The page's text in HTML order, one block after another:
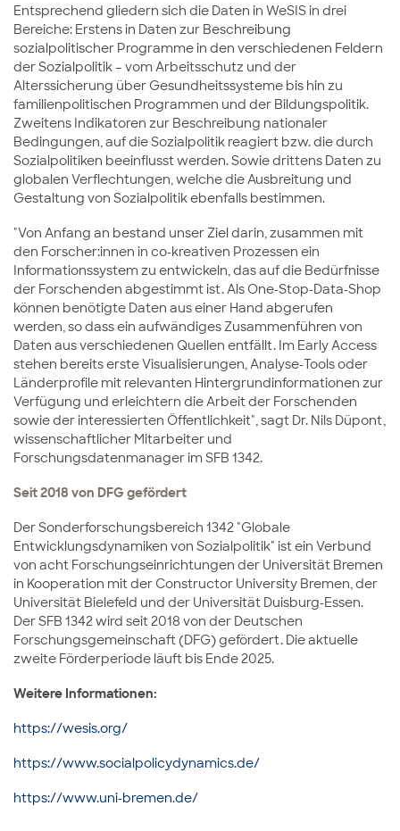
Entsprechend gliedern sich die Daten in WeSIS in drei
Bereiche: Erstens in Daten zur Beschreibung
sozialpolitischer Programme in den verschiedenen Feldern
der Sozialpolitik – vom Arbeitsschutz und der
Alterssicherung über Gesundheitssysteme bis hin zu
familienpolitischen Programmen und der Bildungspolitik.
Zweitens Indikatoren zur Beschreibung nationaler
Bedingungen, auf die Sozialpolitik reagiert bzw. die durch
Sozialpolitiken beeinflusst werden. Sowie drittens Daten zu
globalen Verflechtungen, welche die Ausbreitung und
Gestaltung von Sozialpolitik ebenfalls bestimmen.
"Von Anfang an bestand unser Ziel darin, zusammen mit
den Forscher:innen in co-kreativen Prozessen ein
Informationssystem zu entwickeln, das auf die Bedürfnisse
der Forschenden abgestimmt ist. Als One-Stop-Data-Shop
können benötigte Daten aus einer Hand abgerufen
werden, so dass ein aufwändiges Zusammenführen von
Daten aus verschiedenen Quellen entfällt. Im Early Access
stehen bereits erste Visualisierungen, Analyse-Tools oder
Länderprofile mit relevanten Hintergrundinformationen zur
Verfügung und erleichtern die Arbeit der Forschenden
sowie der interessierten Öffentlichkeit", sagt Dr. Nils Düpont,
wissenschaftlicher Mitarbeiter und
Forschungsdatenmanager im SFB 1342.
Seit 2018 von DFG gefördert
Der Sonderforschungsbereich 1342 "Globale
Entwicklungsdynamiken von Sozialpolitik" ist ein Verbund
von acht Forschungseinrichtungen der Universität Bremen
in Kooperation mit der Constructor University Bremen, der
Universität Bielefeld und der Universität Duisburg-Essen.
Der SFB 1342 wird seit 2018 von der Deutschen
Forschungsgemeinschaft (DFG) gefördert. Die aktuelle
zweite Förderperiode läuft bis Ende 2025.
Weitere Informationen:
https://wesis.org/
https://www.socialpolicydynamics.de/
https://www.uni-bremen.de/